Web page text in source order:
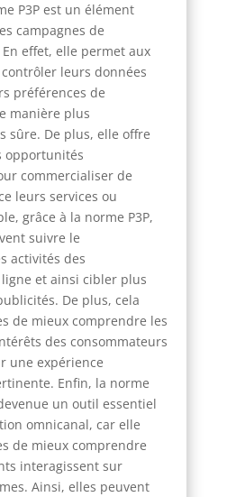
P3P est un élément
campagnes de
effet, elle permet aux
leurs données
préférences de
manière plus
sûre. De plus, elle offre
opportunités
commercialiser de
leurs services ou
grâce à la norme P3P,
suivre le
activités des
et ainsi cibler plus
De plus, cela
de mieux comprendre les
des consommateurs
une expérience
Enfin, la norme
un outil essentiel
omnicanal, car elle
de mieux comprendre
interagissent sur
Ainsi, elles peuvent